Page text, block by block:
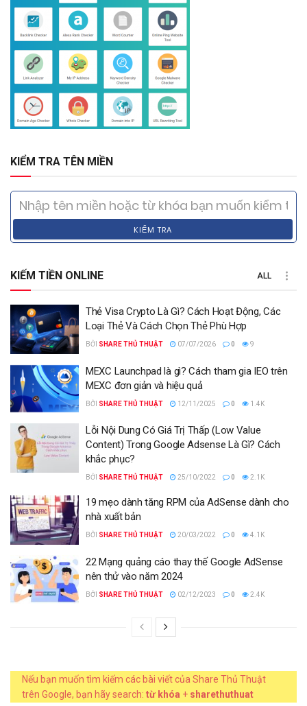
KIỂM TRA TÊN MIỀN
KIỂM TRA
KIẾM TIỀN ONLINE ALL
Thẻ Visa Crypto Là Gì? Cách Hoạt Động, Các
Loại Thẻ Và Cách Chọn Thẻ Phù Hợp
BỞI SHARE THỦ THUẬT 07/07/2026 0 9
MEXC Launchpad là gì? Cách tham gia IEO trên
MEXC đơn giản và hiệu quả
BỞI SHARE THỦ THUẬT 12/11/2025 0 1.4K
Lỗi Nội Dung Có Giá Trị Thấp (Low Value
Content) Trong Google Adsense Là Gì? Cách
khắc phục?
BỞI SHARE THỦ THUẬT 25/10/2022 0 2.1K
19 mẹo dành tăng RPM của AdSense dành cho
nhà xuất bản
BỞI SHARE THỦ THUẬT 20/03/2022 0 4.1K
22 Mạng quảng cáo thay thế Google AdSense
nên thử vào năm 2024
BỞI SHARE THỦ THUẬT 02/12/2023 0 2.4K
Nếu bạn muốn tìm kiếm các bài viết của Share Thủ Thuật
trên Google, bạn hãy search: từ khóa + sharethuthuat